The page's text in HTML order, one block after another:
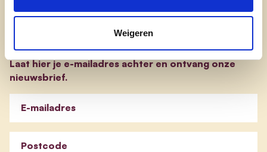
Weigeren
Blijf op de hoogte
Laat hier je e-mailadres achter en ontvang onze
nieuwsbrief.
E-mailadres
Postcode